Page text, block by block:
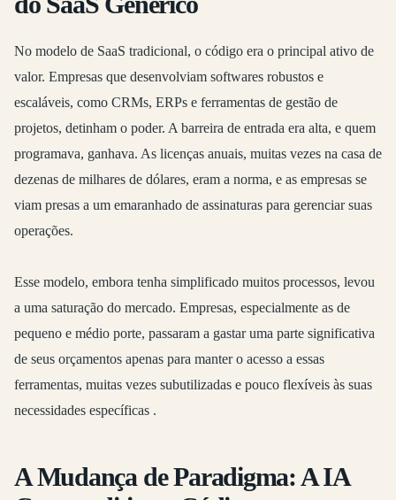
No modelo de SaaS tradicional, o código era o principal ativo de
valor. Empresas que desenvolviam softwares robustos e
escaláveis, como CRMs, ERPs e ferramentas de gestão de
projetos, detinham o poder. A barreira de entrada era alta, e quem
programava, ganhava. As licenças anuais, muitas vezes na casa de
dezenas de milhares de dólares, eram a norma, e as empresas se
viam presas a um emaranhado de assinaturas para gerenciar suas
operações.
Esse modelo, embora tenha simplificado muitos processos, levou
a uma saturação do mercado. Empresas, especialmente as de
pequeno e médio porte, passaram a gastar uma parte significativa
de seus orçamentos apenas para manter o acesso a essas
ferramentas, muitas vezes subutilizadas e pouco flexíveis às suas
necessidades específicas .
A Mudança de Paradigma: A IA